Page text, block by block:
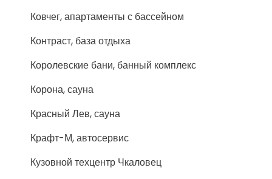
Ковчег, апартаменты с бассейном
Контраст, база отдыха
Королевские бани, банный комплекс
Корона, сауна
Красный Лев, сауна
Крафт-М, автосервис
Кузовной техцентр Чкаловец